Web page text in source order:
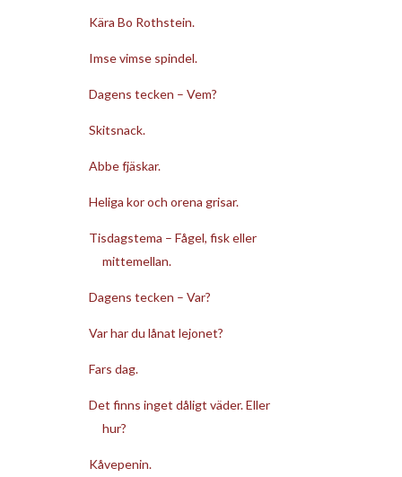
Kära Bo Rothstein.
Imse vimse spindel.
Dagens tecken – Vem?
Skitsnack.
Abbe fjäskar.
Heliga kor och orena grisar.
Tisdagstema – Fågel, fisk eller
mittemellan.
Dagens tecken – Var?
Var har du lånat lejonet?
Fars dag.
Det finns inget dåligt väder. Eller
hur?
Kåvepenin.